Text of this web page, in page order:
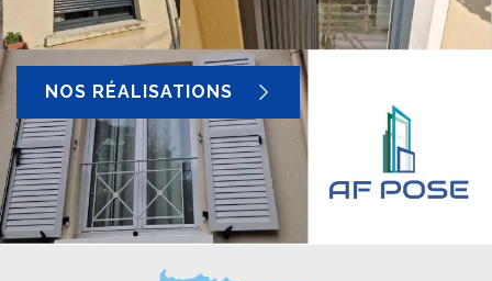
NOS RÉALISATIONS